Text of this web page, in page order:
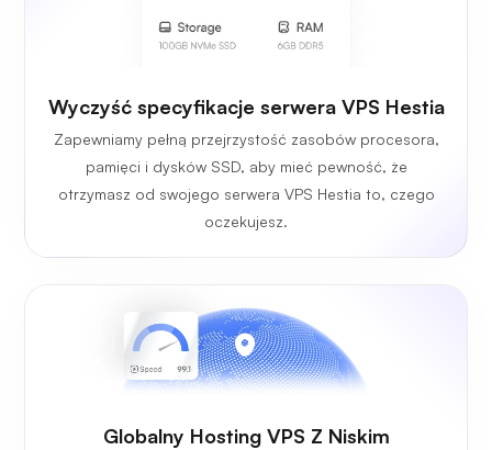
Wyczyść specyfikacje serwera VPS Hestia
Zapewniamy pełną przejrzystość zasobów procesora,
pamięci i dysków SSD, aby mieć pewność, że
otrzymasz od swojego serwera VPS Hestia to, czego
oczekujesz.
Globalny Hosting VPS Z Niskim